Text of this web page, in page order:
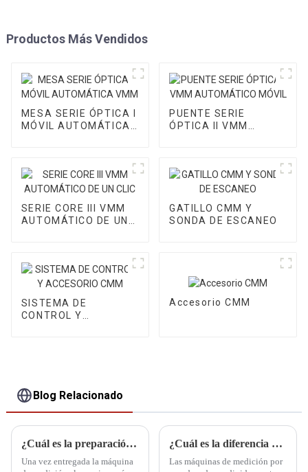
Productos Más Vendidos
MESA SERIE ÓPTICA I
MÓVIL AUTOMÁTICA
PUENTE SERIE
ÓPTICA II VMM
SERIE CORE III VMM
AUTOMÁTICO DE UN
GATILLO CMM Y
SONDA DE ESCANEO
SISTEMA DE
CONTROL Y
Accesorio CMM
Blog Relacionado
¿Cuál es la preparación antes de instalar CMM?
Una vez entregada la máquina
¿Cuál es la diferencia entre una CMM totalmente automática y una semiautomática?
Las máquinas de medición por